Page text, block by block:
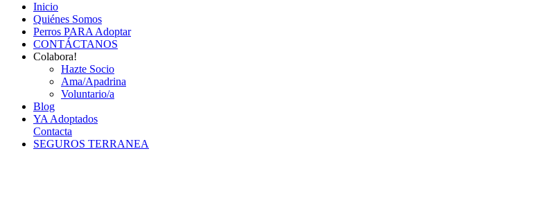
Inicio
Quiénes Somos
Perros PARA Adoptar
CONTÁCTANOS
Colabora!
Hazte Socio
Ama/Apadrina
Voluntario/a
Blog
YA Adoptados
Contacta
SEGUROS TERRANEA